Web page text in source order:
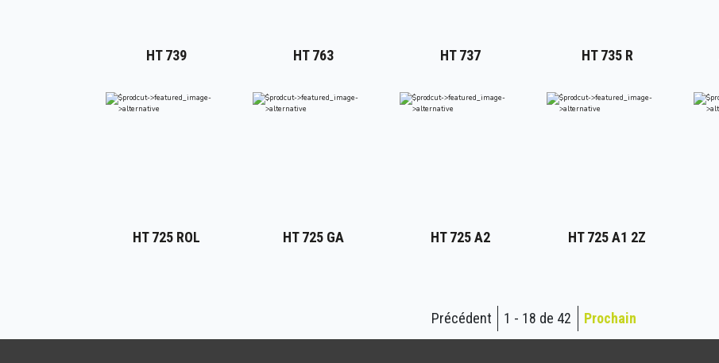
HT 739 HT 763 HT 737 HT 735 R
HT 725 ROL HT 725 GA HT 725 A2 HT 725 A1 2Z
Précédent 1 - 18 de 42 Prochain